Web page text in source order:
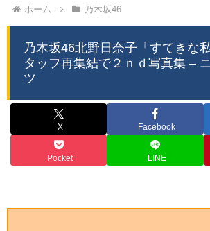
ホーム 乃木坂46
乃木坂46北野日奈子「すてきな
タッフ再集結で２ｎｄ写真集 –
ツ
X Facebook
Pocket LINE